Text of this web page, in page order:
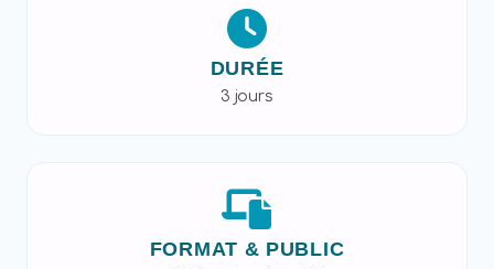
DURÉE
3 jours
FORMAT & PUBLIC